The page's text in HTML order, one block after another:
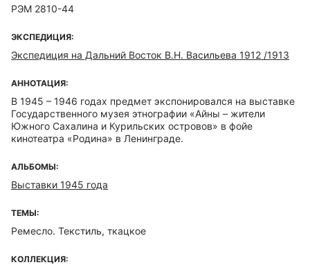
РЭМ 2810-44
ЭКСПЕДИЦИЯ:
Экспедиция на Дальний Восток В.Н. Васильева 1912 /1913
АННОТАЦИЯ:
В 1945 – 1946 годах предмет экспонировался на выставке
Государственного музея этнографии «Айны – жители
Южного Сахалина и Курильских островов» в фойе
кинотеатра «Родина» в Ленинграде.
АЛЬБОМЫ:
Выставки 1945 года
ТЕМЫ:
Ремесло. Текстиль, ткацкое
КОЛЛЕКЦИЯ: